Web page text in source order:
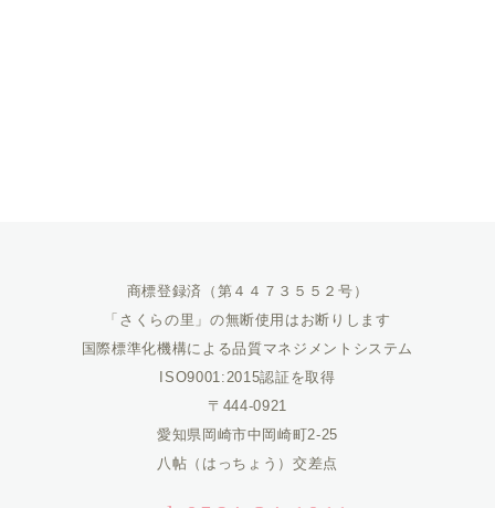
商標登録済（第４４７３５５２号）
「さくらの里」の無断使用はお断りします
国際標準化機構による品質マネジメントシステム
ISO9001:2015認証を取得
〒444-0921
愛知県岡崎市中岡崎町2-25
八帖（はっちょう）交差点